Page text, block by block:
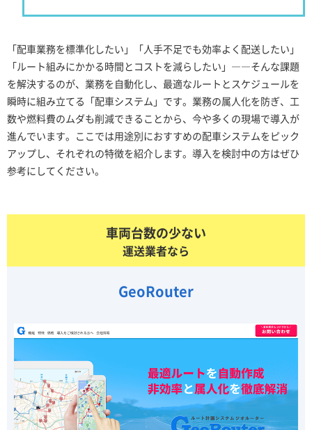
「配車業務を標準化したい」「人手不足でも効率よく配送したい」
「ルート組みにかかる時間とコストを減らしたい」――そんな課題
を解決するのが、業務を自動化し、最適なルートとスケジュールを
瞬時に組み立てる「配車システム」です。業務の属人化を防ぎ、工
数や燃料費のムダも削減できることから、今や多くの現場で導入が
進んでいます。ここでは用途別におすすめの配車システムをピック
アップし、それぞれの特徴を紹介します。導入を検討中の方はぜひ
参考にしてください。
車両台数の少ない
運送業者なら
GeoRouter